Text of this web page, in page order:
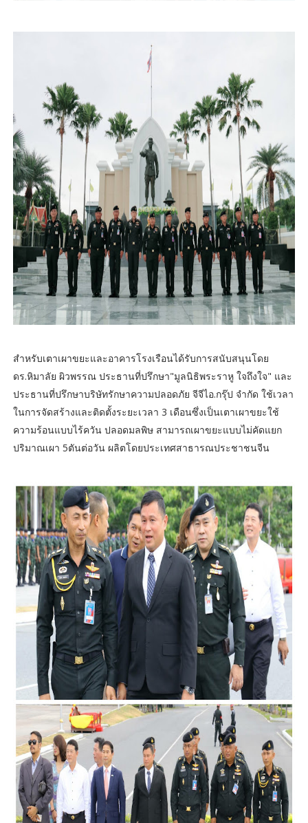
สำหรับเตาเผาขยะและอาคารโรงเรือนได้รับการสนับสนุนโดย
ดร.หิมาลัย ผิวพรรณ ประธานที่ปรึกษา"มูลนิธิพระราหู ใจถึงใจ" และ
ประธานที่ปรึกษาบริษัทรักษาความปลอดภัย จีจีไอ.กรุ๊ป จำกัด ใช้เวลา
ในการจัดสร้างและติดตั้งระยะเวลา 3 เดือนซึ่งเป็นเตาเผาขยะใช้
ความร้อนแบบไร้ควัน ปลอดมลพิษ สามารถเผาขยะแบบไม่คัดแยก
ปริมาณเผา 5ตันต่อวัน ผลิตโดยประเทศสาธารณประชาชนจีน